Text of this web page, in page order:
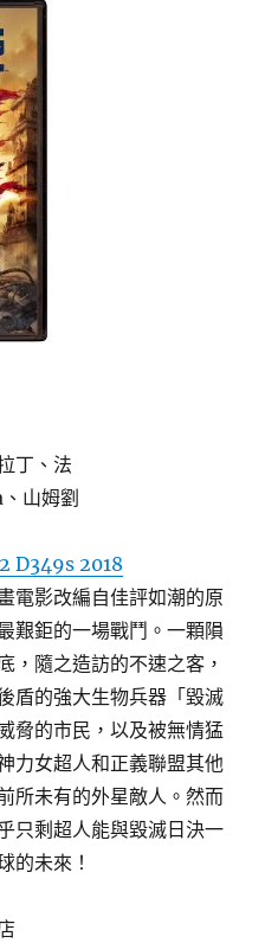
丁、法
山姆劉
D349s 2018
電影改編自佳評如潮的原
艱鉅的一場戰鬥。一顆隕
，隨之造訪的不速之客，
盾的強大生物兵器「毀滅
脅的市民，以及被無情猛
力女超人和正義聯盟其他
所未有的外星敵人。然而
只剩超人能與毀滅日決一
的未來！